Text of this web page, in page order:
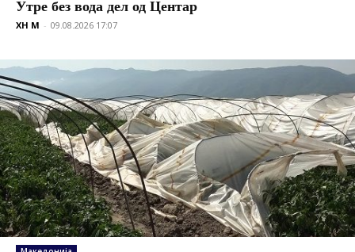
Утре без вода дел од Центар
XH M - 09.08.2026 17:07